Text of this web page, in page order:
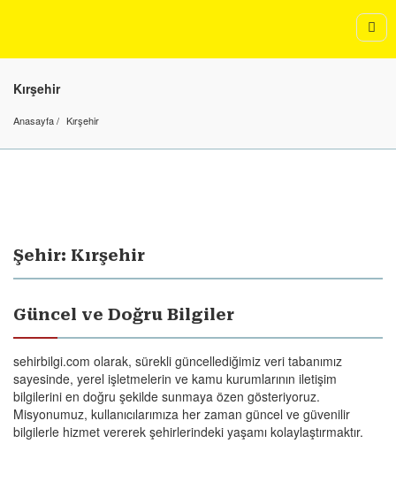
Kırşehir
Anasayfa Kırşehir
Şehir: Kırşehir
Güncel ve Doğru Bilgiler
sehirbilgi.com olarak, sürekli güncellediğimiz veri tabanımız
sayesinde, yerel işletmelerin ve kamu kurumlarının iletişim
bilgilerini en doğru şekilde sunmaya özen gösteriyoruz.
Misyonumuz, kullanıcılarımıza her zaman güncel ve güvenilir
bilgilerle hizmet vererek şehirlerindeki yaşamı kolaylaştırmaktır.